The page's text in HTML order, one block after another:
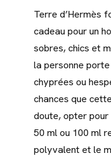
Terre d’Hermès
cadeau pour un
sobres, chics et
la personne
chyprées ou
chances que
doute, opter
50 ml ou 100 ml
polyvalent et le